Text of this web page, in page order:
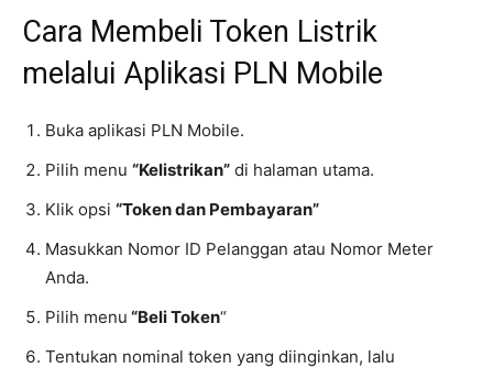
Cara Membeli Token Listrik
melalui Aplikasi PLN Mobile
Buka aplikasi PLN Mobile.
Pilih menu “Kelistrikan” di halaman utama.
Klik opsi “Token dan Pembayaran”
Masukkan Nomor ID Pelanggan atau Nomor Meter
Anda.
Pilih menu “Beli Token“
Tentukan nominal token yang diinginkan, lalu